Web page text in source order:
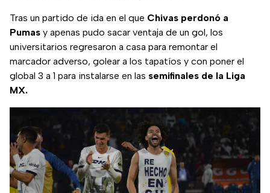
Tras un partido de ida en el que Chivas perdonó a
Pumas y apenas pudo sacar ventaja de un gol, los
universitarios regresaron a casa para remontar el
marcador adverso, golear a los tapatíos y con poner el
global 3 a 1 para instalarse en las semifinales de la Liga
MX.